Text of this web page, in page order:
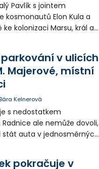
Pavlík s jointem
kosmonautů Elon Kula a
ke kolonizaci Marsu, král a
David Kula. v ulicích
Majerové, místní
Kelnerová
s nedostatkem
ale nemůže dovoli,
stát auta v jednosměrných
pokračuje v